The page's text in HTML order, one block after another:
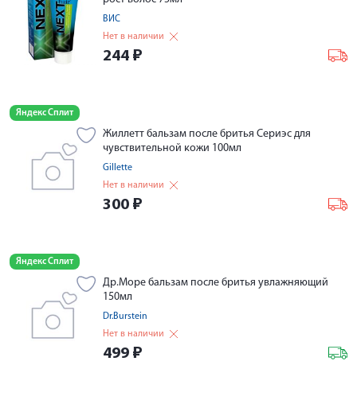
ВИС
Нет в наличии
244 ₽
Яндекс Сплит
Жиллетт бальзам после бритья Сериэс для
чувствительной кожи 100мл
Gillette
Нет в наличии
300 ₽
Яндекс Сплит
Др.Море бальзам после бритья увлажняющий
150мл
Dr.Burstein
Нет в наличии
499 ₽